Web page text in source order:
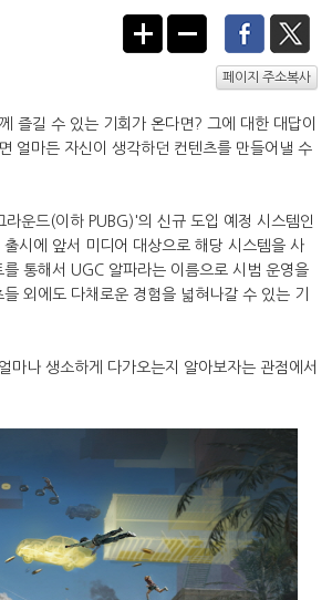
페이지 주소복사
즐길 수 있는 기회가 온다면? 그에 대한 대답이
얼마든 자신이 생각하던 컨텐츠를 만들어낼 수
운드(이하 PUBG)'의 신규 도입 예정 시스템인
시에 앞서 미디어 대상으로 해당 시스템을 사
통해서 UGC 알파라는 이름으로 시범 운영을
외에도 다채로운 경험을 넓혀나갈 수 있는 기
마나 생소하게 다가오는지 알아보자는 관점에서